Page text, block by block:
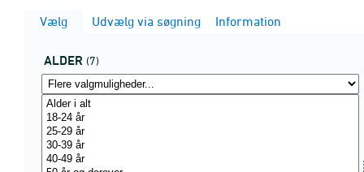
Vælg Udvælg via søgning Information
ALDER (7)